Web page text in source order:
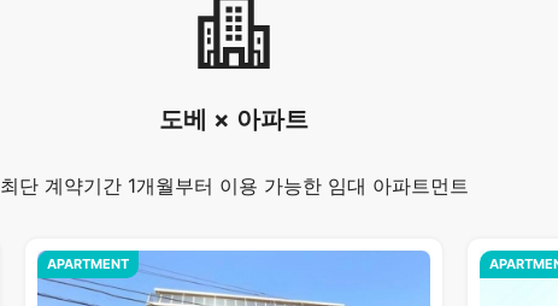
도베 × 아파트
최단 계약기간 1개월부터 이용 가능한 임대 아파트먼트
APARTMENT